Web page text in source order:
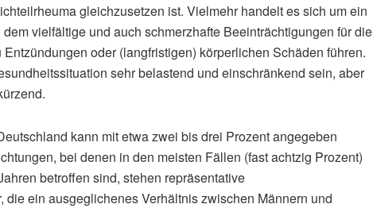
gleichzusetzen ist. Vielmehr handelt es sich um ein
vielfältige und auch schmerzhafte Beeinträchtigungen für die
oder (langfristigen) körperlichen Schäden führen.
sehr belastend und einschränkend sein, aber
kann mit etwa zwei bis drei Prozent angegeben
bei denen in den meisten Fällen (fast achtzig Prozent)
betroffen sind, stehen repräsentative
ein ausgeglichenes Verhältnis zwischen Männern und